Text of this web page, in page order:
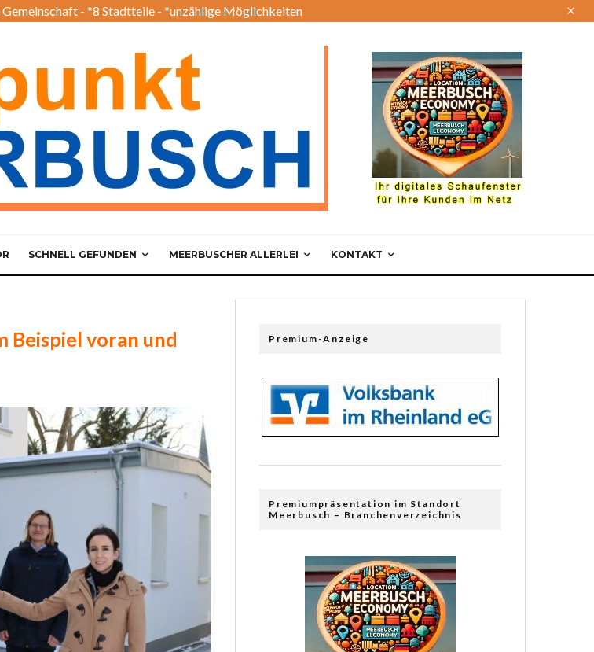
- *8 Stadtteile - *unzählige Möglichkeiten
SCHNELL GEFUNDEN MEERBUSCHER ALLERLEI KONTAKT
Beispiel voran und
Premium-Anzeige
Premiumpräsentation im Standort
Meerbusch – Branchenverzeichnis